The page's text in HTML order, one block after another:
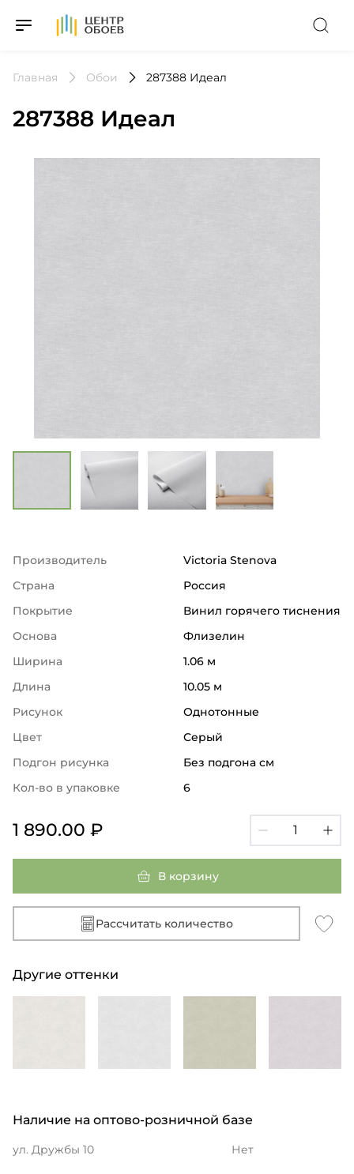
На Главную
Главная Обои 287388 Идеал
287388 Идеал
Производитель
Victoria Stenova
Страна
Россия
Покрытие
Винил горячего тиснения
Основа
Флизелин
Ширина
1.06 м
Длина
10.05 м
Рисунок
Однотонные
Цвет
Серый
Подгон рисунка
Без подгона см
Кол-во в упаковке
6
1 890.00 ₽
В корзину
Рассчитать количество
Другие оттенки
Наличие на оптово-розничной базе
ул. Дружбы 10 Нет